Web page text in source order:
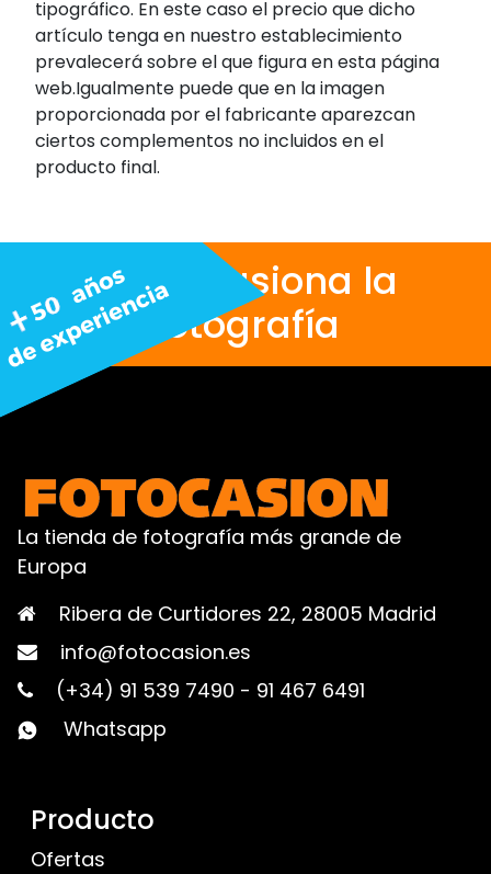
tipográfico. En este caso el precio que dicho
artículo tenga en nuestro establecimiento
prevalecerá sobre el que figura en esta página
web.Igualmente puede que en la imagen
proporcionada por el fabricante aparezcan
ciertos complementos no incluidos en el
producto final.
Nos apasiona la
fotografía
La tienda de fotografía más grande de
Europa
Ribera de Curtidores 22, 28005 Madrid
info@fotocasion.es
(+34) 91 539 7490 - 91 467 6491
Whatsapp
Producto
Ofertas